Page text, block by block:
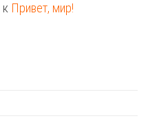
к Привет, мир!